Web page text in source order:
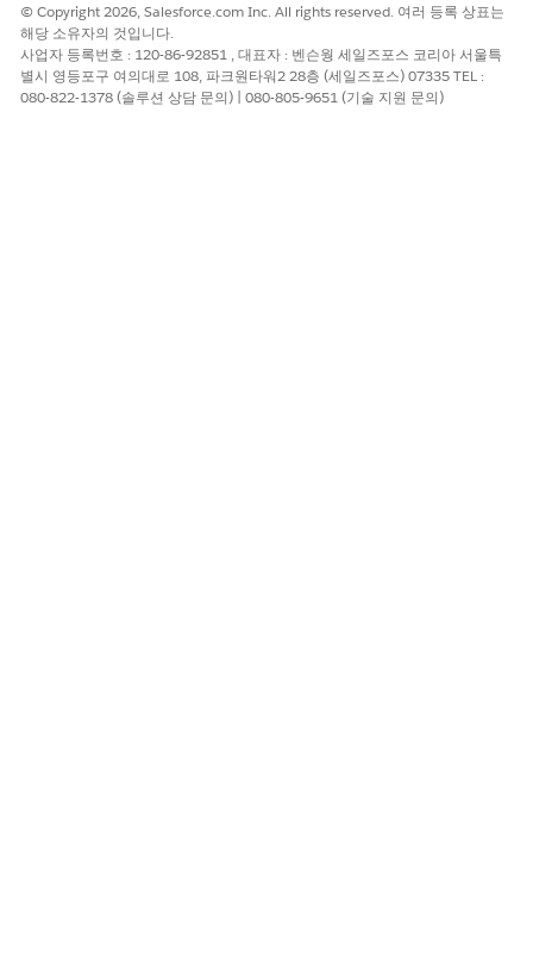
낮은 위험 시기
시나리오는 자원 서버와 권한 부여 서버가 같은 신뢰할 수 있는 네
트워크 내에 있고 토큰 검사의 오버헤드가 무시되는 간단한 단독 통
© Copyright 2026, Salesforce.com Inc. All rights reserved. 여러 등록 상표는
해당 소유자의 것입니다.
사업자 등록번호 : 120-86-92851 , 대표자 : 벤슨웡 세일즈포스 코리아 서울특
별시 영등포구 여의대로 108, 파크원타워2 28층 (세일즈포스) 07335 TEL :
080-822-1378 (솔루션 상담 문의) | 080-805-9651 (기술 지원 문의)